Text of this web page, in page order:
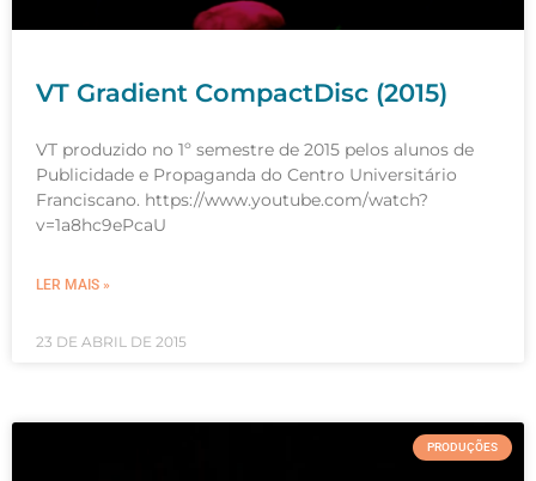
VT Gradient CompactDisc (2015)
VT produzido no 1º semestre de 2015 pelos alunos de
Publicidade e Propaganda do Centro Universitário
Franciscano. https://www.youtube.com/watch?
v=1a8hc9ePcaU
LER MAIS »
23 DE ABRIL DE 2015
PRODUÇÕES